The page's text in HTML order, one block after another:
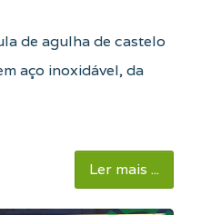
de agulha de castelo
aço inoxidável, da
Ler mais ...